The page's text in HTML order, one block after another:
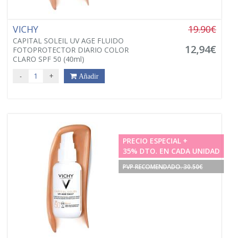
VICHY
CAPITAL SOLEIL UV AGE FLUIDO
FOTOPROTECTOR DIARIO COLOR
CLARO SPF 50 (40ml)
19.90€
12,94€
- + Añadir
PRECIO ESPECIAL +
35% DTO. EN CADA UNIDAD
PVP RECOMENDADO. 30.50€